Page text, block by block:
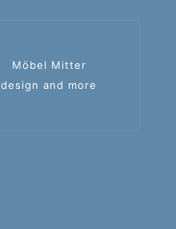
Möbel Mitter
design and more